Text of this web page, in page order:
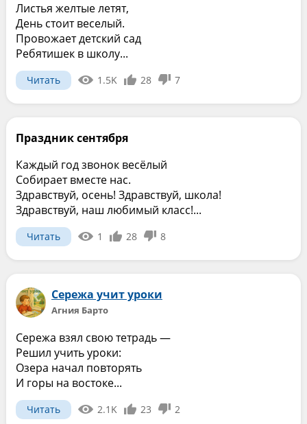
Листья желтые летят,
День стоит веселый.
Провожает детский сад
Ребятишек в школу...
Читать 1.5K 28 7
Праздник сентября
Каждый год звонок весёлый
Собирает вместе нас.
Здравствуй, осень! Здравствуй, школа!
Здравствуй, наш любимый класс!...
Читать 1 28 8
Сережа учит уроки
Агния Барто
Сережа взял свою тетрадь —
Решил учить уроки:
Озера начал повторять
И горы на востоке...
Читать 2.1K 23 2